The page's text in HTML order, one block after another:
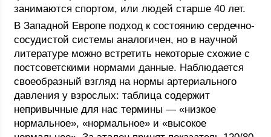
занимаются спортом, или людей старше 40 лет.
В Западной Европе подход к состоянию сердечно-
сосудистой системы аналогичен, но в научной
литературе можно встретить некоторые схожие с
постсоветскими нормами данные. Наблюдается
своеобразный взгляд на нормы артериального
давления у взрослых: таблица содержит
непривычные для нас термины — «низкое
нормальное», «нормальное» и «высокое